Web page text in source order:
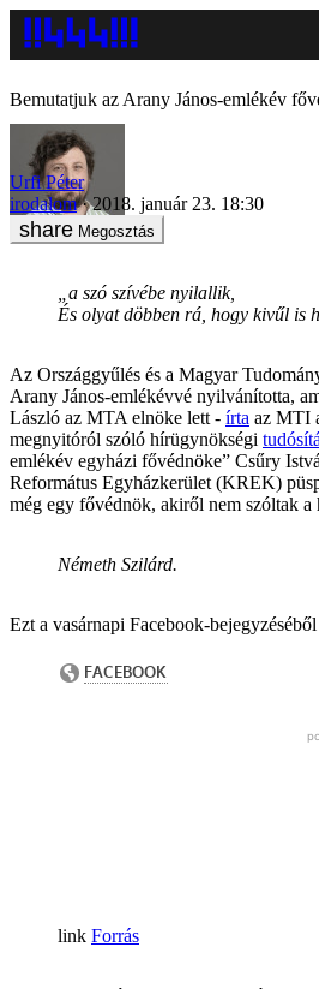
Bemutatjuk az Arany János-emlékév
Urfi Péter
irodalom
2018. január 23. 18:30
Megosztás
„a szó szívébe nyilallik,
És olyat döbben rá, hogy kivűl is
Az Országgyűlés és a Magyar
Arany János-emlékévvé nyilvánította,
László az MTA elnöke lett - írta az MTI
megnyitóról szóló hírügynökségi
emlékév egyházi fővédnöke” Csűry
Református Egyházkerület (KREK)
még egy fővédnök, akiről nem szóltak a
Németh Szilárd.
Ezt a vasárnapi Facebook-
Forrás